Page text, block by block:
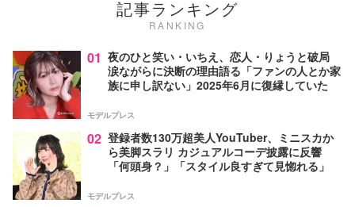
記事ランキング
RANKING
01 夜のひと笑い・いちえ、恋人・りょうと破局
涙ながらに決断の理由語る「ファンの人とか家
族に申し訳ない」2025年6月に復縁していた
モデルプレス
02 登録者数130万超美人YouTuber、ミニスカか
ら美脚スラリ カジュアルコーデ披露に反響
「何頭身？」「スタイル良すぎて見惚れる」
モデルプレス